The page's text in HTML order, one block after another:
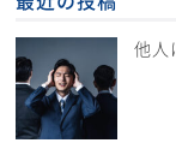
他人